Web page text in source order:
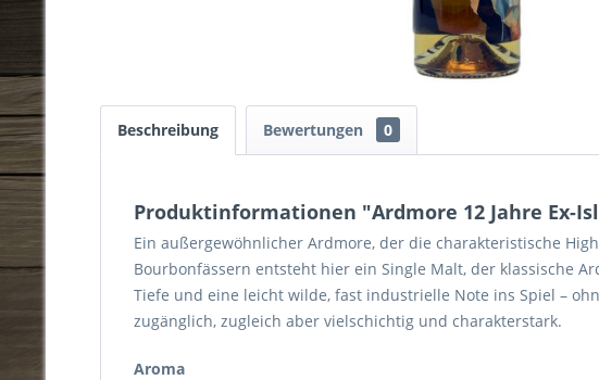
Beschreibung Bewertungen 0
Produktinformationen "Ardmore 12 Jahre Ex-
Ein außergewöhnlicher Ardmore, der die charakteristische
Bourbonfässern entsteht hier ein Single Malt, der klassische
Tiefe und eine leicht wilde, fast industrielle Note ins Spiel –
zugänglich, zugleich aber vielschichtig und charakterstark.
Aroma